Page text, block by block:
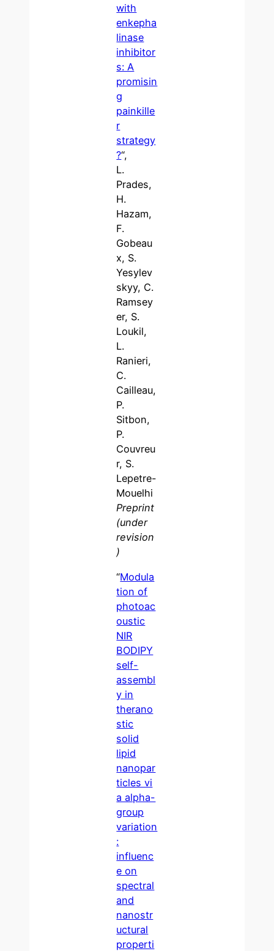
with
enkepha
linase
inhibitor
s: A
promisin
g
painkille
r
strategy
?“,
L.
Prades,
H.
Hazam,
F.
Gobeau
x, S.
Yesylev
skyy, C.
Ramsey
er, S.
Loukil,
L.
Ranieri,
C.
Cailleau,
P.
Sitbon,
P.
Couvreu
r, S.
Lepetre-
Mouelhi
Preprint
(under
revision
)
“Modula
tion of
photoac
oustic
NIR
BODIPY
self-
assembl
y in
therano
stic
solid
lipid
nanopar
ticles vi
a alpha-
group
variation
:
influenc
e on
spectral
and
nanostr
uctural
properti